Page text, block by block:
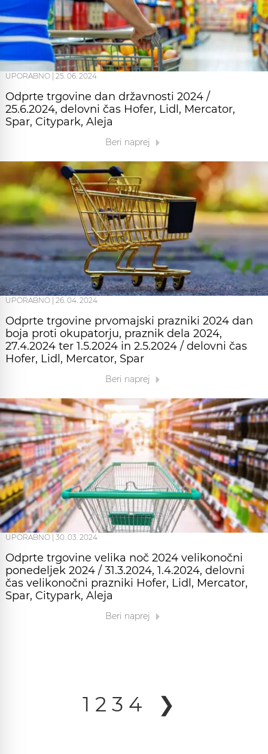
UPORABNO 25. 06. 2024
Odprte trgovine dan državnosti 2024 /
25.6.2024, delovni čas Hofer, Lidl, Mercator,
Spar, Citypark, Aleja
Beri naprej
UPORABNO 26. 04. 2024
Odprte trgovine prvomajski prazniki 2024 dan
boja proti okupatorju, praznik dela 2024,
27.4.2024 ter 1.5.2024 in 2.5.2024 / delovni čas
Hofer, Lidl, Mercator, Spar
Beri naprej
UPORABNO 30. 03. 2024
Odprte trgovine velika noč 2024 velikonočni
ponedeljek 2024 / 31.3.2024, 1.4.2024, delovni
čas velikonočni prazniki Hofer, Lidl, Mercator,
Spar, Citypark, Aleja
Beri naprej
1 2 3 4 ❯